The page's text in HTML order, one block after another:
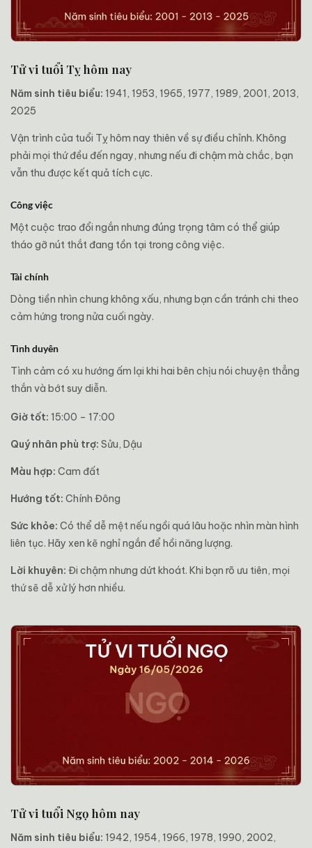
Tử vi tuổi Tỵ hôm nay
Năm sinh tiêu biểu: 1941, 1953, 1965, 1977, 1989, 2001, 2013,
2025
Vận trình của tuổi Tỵ hôm nay thiên về sự điều chỉnh. Không
phải mọi thứ đều đến ngay, nhưng nếu đi chậm mà chắc, bạn
vẫn thu được kết quả tích cực.
Công việc
Một cuộc trao đổi ngắn nhưng đúng trọng tâm có thể giúp
tháo gỡ nút thắt đang tồn tại trong công việc.
Tài chính
Dòng tiền nhìn chung không xấu, nhưng bạn cần tránh chi theo
cảm hứng trong nửa cuối ngày.
Tình duyên
Tình cảm có xu hướng ấm lại khi hai bên chịu nói chuyện thẳng
thắn và bớt suy diễn.
Giờ tốt: 15:00 – 17:00
Quý nhân phù trợ: Sửu, Dậu
Màu hợp: Cam đất
Hướng tốt: Chính Đông
Sức khỏe: Có thể dễ mệt nếu ngồi quá lâu hoặc nhìn màn hình
liên tục. Hãy xen kẽ nghỉ ngắn để hồi năng lượng.
Lời khuyên: Đi chậm nhưng dứt khoát. Khi bạn rõ ưu tiên, mọi
thứ sẽ dễ xử lý hơn nhiều.
Tử vi tuổi Ngọ hôm nay
Năm sinh tiêu biểu: 1942, 1954, 1966, 1978, 1990, 2002,